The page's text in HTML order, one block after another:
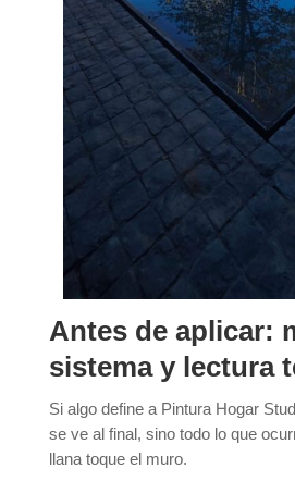
Antes de aplicar:
sistema y lectura
Si algo define a Pintura Hogar
se ve al final, sino todo lo que
llana toque el muro.